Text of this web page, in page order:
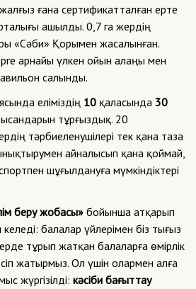
ғана сертификатталған ерте
ашылды. 0,7 га жердің
«Сәби» Қорымен жасалынған.
арнайы үлкен ойын алаңы мен
салынды.
еліміздің 10 қаласында 30
тұрғыздық. 20
тәрбиеленушілері тек қана таза
айналысып қана қоймай,
шұғылдануға мүмкіндіктері
беру жобасы» бойынша атқарып
келеді: балалар үйлерімен біз тығыз
тұрып жатқан балаларға өмірлік
жатырмыз. Ол үшін олармен алға
жүргізілді: кәсіби бағыттау